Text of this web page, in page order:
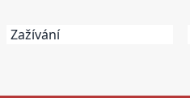
Zažívání